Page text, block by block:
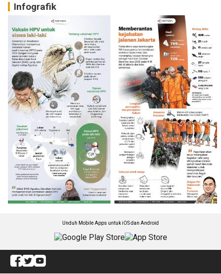
Infografik
Unduh Mobile Apps untuk iOS dan Android